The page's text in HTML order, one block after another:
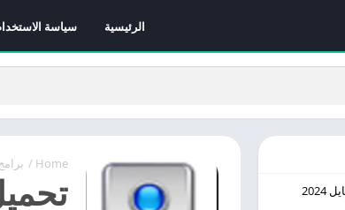
الرئيسية سياسة
Home
/